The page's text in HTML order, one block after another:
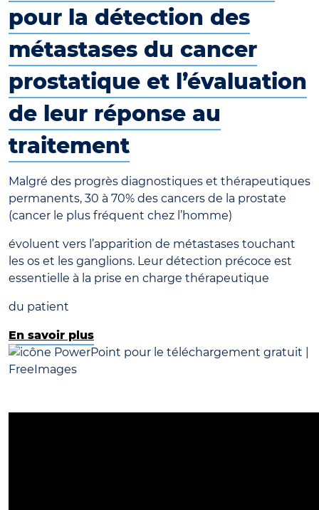
pour la détection des
métastases du cancer
prostatique et l’évaluation
de leur réponse au
traitement
Malgré des progrès diagnostiques et thérapeutiques
permanents, 30 à 70% des cancers de la prostate
(cancer le plus fréquent chez l’homme)
évoluent vers l’apparition de métastases touchant
les os et les ganglions. Leur détection précoce est
essentielle à la prise en charge thérapeutique
du patient
En savoir plus